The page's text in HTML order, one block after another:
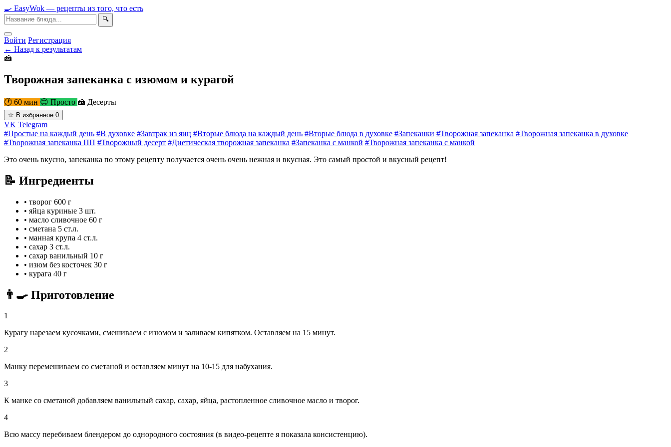
🍳 EasyWok — рецепты из того, что есть
🔍
Войти Регистрация
← Назад к результатам
🍰
Творожная запеканка с изюмом и курагой
🕐 60 мин 😊 Просто 🍰 Десерты
☆ В избранное 0
VK Telegram
#Простые на каждый день #В духовке #Завтрак из яиц #Вторые блюда на каждый день #Вторые блюда в духовке #Запеканки #Творожная запеканка #Творожная запеканка в духовке
#Творожная запеканка ПП #Творожный десерт #Диетическая творожная запеканка #Запеканка с манкой #Творожная запеканка с манкой
Это очень вкусно, запеканка по этому рецепту получается очень очень нежная и вкусная. Это самый простой и вкусный рецепт!
📝 Ингредиенты
• творог 600 г
• яйца куриные 3 шт.
• масло сливочное 60 г
• сметана 5 ст.л.
• манная крупа 4 ст.л.
• сахар 3 ст.л.
• сахар ванильный 10 г
• изюм без косточек 30 г
• курага 40 г
👨‍🍳 Приготовление
1
Курагу нарезаем кусочками, смешиваем с изюмом и заливаем кипятком. Оставляем на 15 минут.
2
Манку перемешиваем со сметаной и оставляем минут на 10-15 для набухания.
3
К манке со сметаной добавляем ванильный сахар, сахар, яйца, растопленное сливочное масло и творог.
4
Всю массу перебиваем блендером до однородного состояния (в видео-рецепте я показала консистенцию).